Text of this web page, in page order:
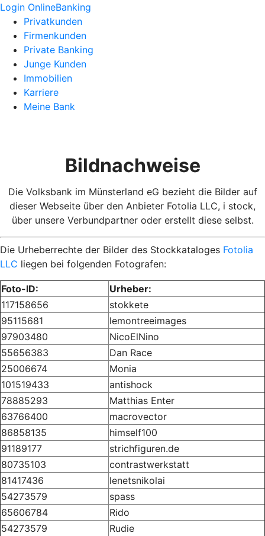
Login OnlineBanking
Privatkunden
Firmenkunden
Private Banking
Junge Kunden
Immobilien
Karriere
Meine Bank
Bildnachweise
Die Volksbank im Münsterland eG bezieht die Bilder auf
dieser Webseite über den Anbieter Fotolia LLC, i stock,
über unsere Verbundpartner oder erstellt diese selbst.
Die Urheberrechte der Bilder des Stockkataloges Fotolia
LLC liegen bei folgenden Fotografen:
Foto-ID:
Urheber:
117158656
stokkete
95115681
lemontreeimages
97903480
NicoElNino
55656383
Dan Race
25006674
Monia
101519433
antishock
78885293
Matthias Enter
63766400
macrovector
86858135
himself100
91189177
strichfiguren.de
80735103
contrastwerkstatt
81417436
lenetsnikolai
54273579
spass
65606784
Rido
54273579
Rudie